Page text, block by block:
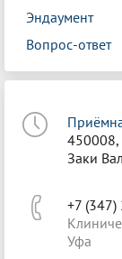
Эндаумент
Вопрос-ответ
450008,
Заки
+7
Уфа